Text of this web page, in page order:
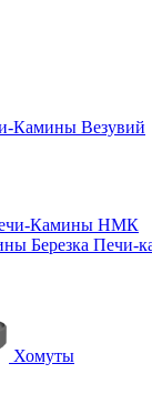
Камины Везувий
Камины НМК
Печи-
Хомуты